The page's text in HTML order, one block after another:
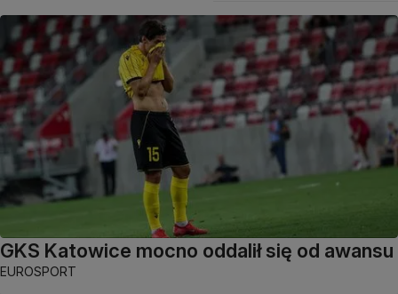
GKS Katowice mocno oddalił się od awansu
EUROSPORT